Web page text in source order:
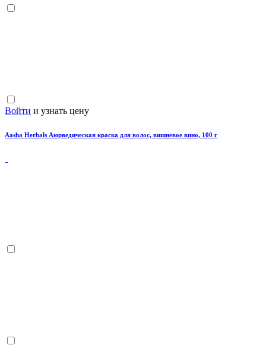
Войти и узнать цену
Aasha Herbals Аюрведическая краска для волос, вишневое вино, 100 г